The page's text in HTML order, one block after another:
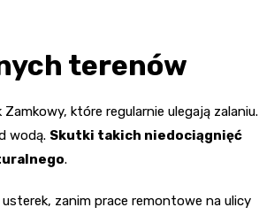
terenów
które regularnie ulegają zalaniu.
wodą. Skutki takich niedociągnięć
.
zanim prace remontowe na ulicy